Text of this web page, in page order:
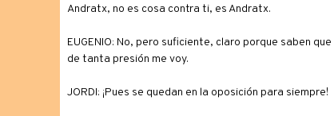
Andratx, no es cosa contra ti, es Andratx.
EUGENIO: No, pero suficiente, claro porque saben
de tanta presión me voy.
JORDI: ¡Pues se quedan en la oposición para siempre!